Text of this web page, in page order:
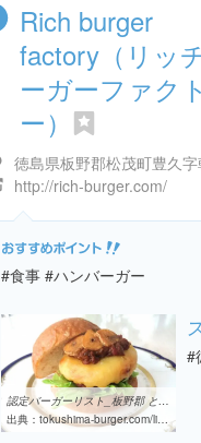
Rich burger
factory（リッ
ーガーファク
ー）
http://rich-burger.com/
#食事 #ハンバーガー
認定バーガーリスト_板野郡 とくしまバーガー | とくしまバーガー協同組合
出典： tokushima-burger.com/list_06/pg_i-01.html
#